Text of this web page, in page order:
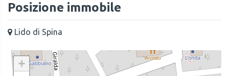
Posizione immobile
Lido di Spina
+